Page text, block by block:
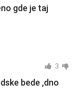
gde je taj
3
bede ,dno